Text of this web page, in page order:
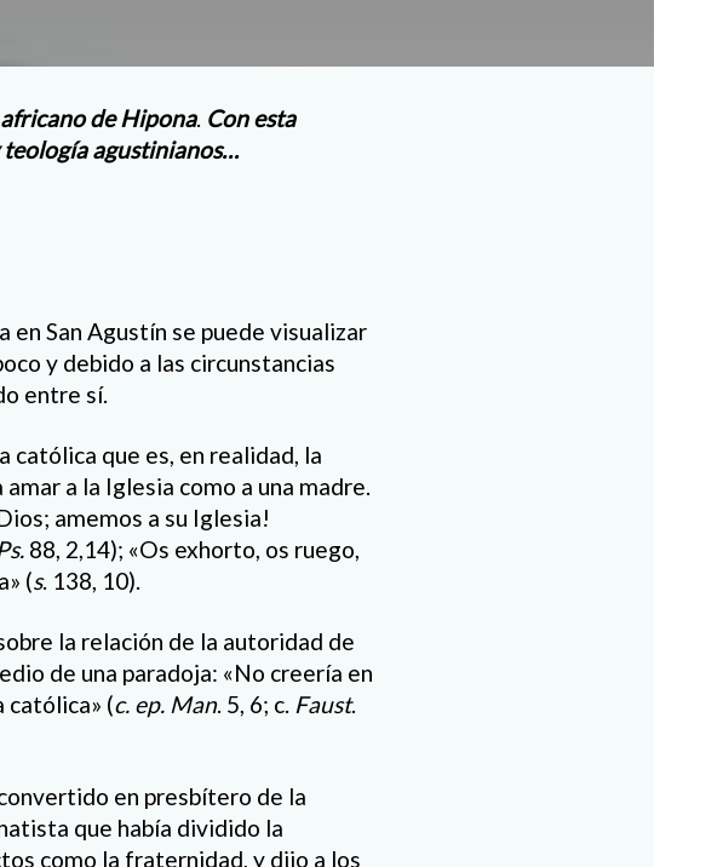
de Hipona. Con esta
agustinianos…
San Agustín se puede visualizar
y debido a las circunstancias
entre sí.
que es, en realidad, la
a la Iglesia como a una madre.
amemos a su Iglesia!
88, 2,14); «Os exhorto, os ruego,
(s. 138, 10).
la relación de la autoridad de
de una paradoja: «No creería en
católica» (c. ep. Man. 5, 6; c. Faust.
en presbítero de la
que había dividido la
como la fraternidad, y dijo a los